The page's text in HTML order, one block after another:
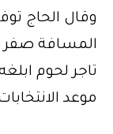
وقال الحاج
المسافة صفر
تاجر لحوم
موعد الانتخابات